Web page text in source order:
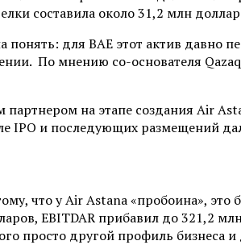
составила около 31,2 млн
для BAE этот актив давно
По мнению со-основателя
партнером на этапе создания Air
IPO и последующих размещений
что у Air Astana «пробоина»,
EBITDAR прибавил до 321,2
просто другой профиль бизнеса